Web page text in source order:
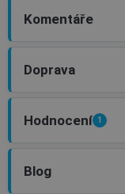
Komentáře
Doprava
Hodnocení 1
Blog